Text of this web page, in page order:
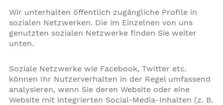
Wir unterhalten öffentlich zugängliche Profile in
sozialen Netzwerken. Die im Einzelnen von uns
genutzten sozialen Netzwerke finden Sie weiter
unten.
Soziale Netzwerke wie Facebook, Twitter etc.
können Ihr Nutzerverhalten in der Regel umfassend
analysieren, wenn Sie deren Website oder eine
Website mit integrierten Social-Media-Inhalten (z. B.